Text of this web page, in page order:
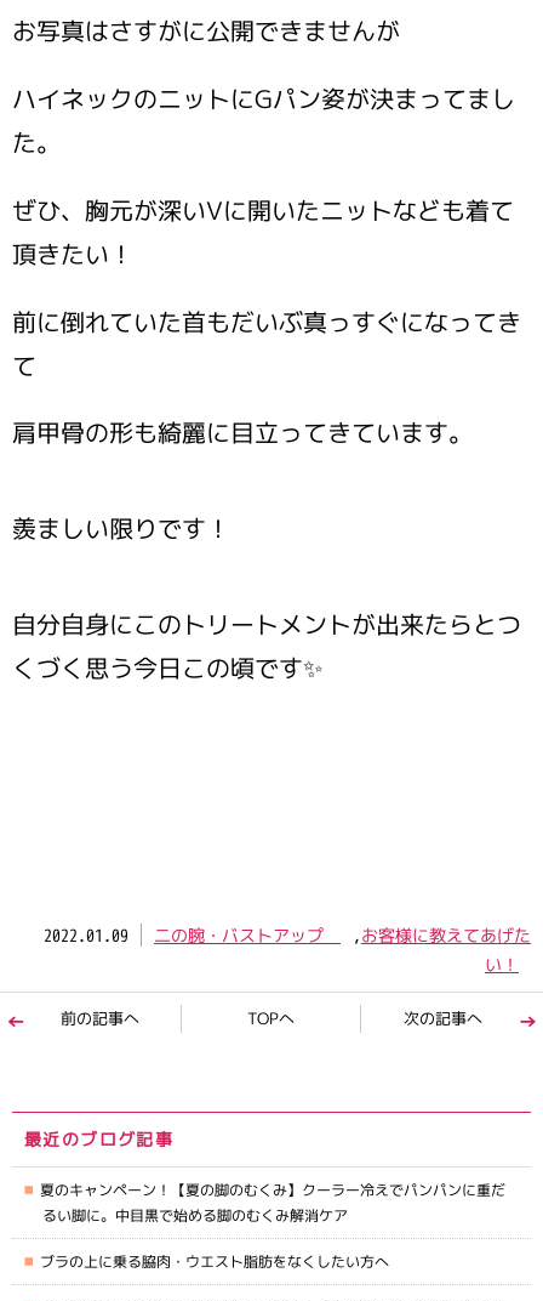
お写真はさすがに公開できませんが
ハイネックのニットにGパン姿が決まってまし
た。
ぜひ、胸元が深いVに開いたニットなども着て
頂きたい！
前に倒れていた首もだいぶ真っすぐになってき
て
肩甲骨の形も綺麗に目立ってきています。
羨ましい限りです！
自分自身にこのトリートメントが出来たらとつ
くづく思う今日この頃です✨
2022.01.09 二の腕・バストアップ ,お客様に教えてあげた
い！
前の記事へ TOPへ 次の記事へ
最近のブログ記事
夏のキャンペーン！【夏の脚のむくみ】クーラー冷えでパンパンに重だ
るい脚に。中目黒で始める脚のむくみ解消ケア
ブラの上に乗る脇肉・ウエスト脂肪をなくしたい方へ